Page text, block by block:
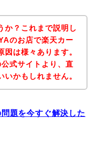
か？これまで説明し
のお店で楽天カー
因は様々あります。
式サイトより、直
かもしれません。
題を今すぐ解決した